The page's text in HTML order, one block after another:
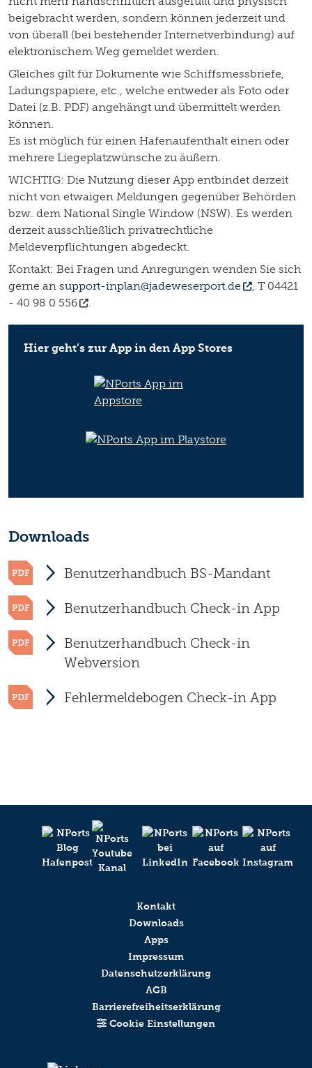
beigebracht werden, sondern können jederzeit und
von überall (bei bestehender Internetverbindung) auf
elektronischem Weg gemeldet werden.
Gleiches gilt für Dokumente wie Schiffsmessbriefe,
Ladungspapiere, etc., welche entweder als Foto oder
Datei (z.B. PDF) angehängt und übermittelt werden
können.
Es ist möglich für einen Hafenaufenthalt einen oder
mehrere Liegeplatzwünsche zu äußern.
WICHTIG: Die Nutzung dieser App entbindet derzeit
nicht von etwaigen Meldungen gegenüber Behörden
bzw. dem National Single Window (NSW). Es werden
derzeit ausschließlich privatrechtliche
Meldeverpflichtungen abgedeckt.
Kontakt: Bei Fragen und Anregungen wenden Sie sich
gerne an support-inplan@jadeweserport.de , T 04421
- 40 98 0 556
.
Hier geht’s zur App in den App Stores
Downloads
Benutzerhandbuch BS-Mandant
Benutzerhandbuch Check-in App
Benutzerhandbuch Check-in
Webversion
Fehlermeldebogen Check-in App
Kontakt
Downloads
Apps
Impressum
Datenschutzerklärung
AGB
Barrierefreiheitserklärung
Cookie Einstellungen